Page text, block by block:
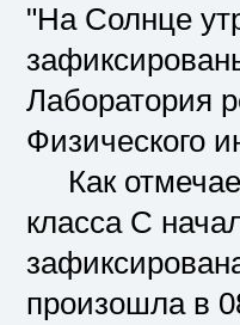
"На Солнце
Лаборатория
Физического
Как
класса С
произошла в